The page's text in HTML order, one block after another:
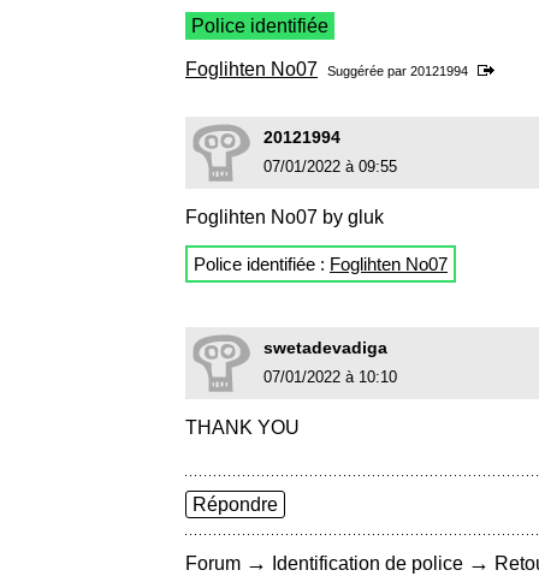
Police identifiée
Foglihten No07 Suggérée par 20121994
20121994
07/01/2022 à 09:55
Foglihten No07 by gluk
Police identifiée : Foglihten No07
swetadevadiga
07/01/2022 à 10:10
THANK YOU
Répondre
Forum → Identification de police →